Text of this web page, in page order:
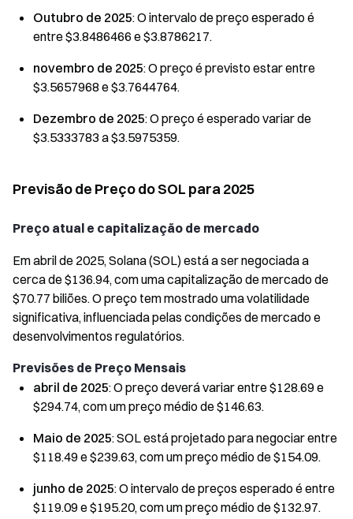
Outubro de 2025: O intervalo de preço esperado é
entre $3.8486466 e $3.8786217.
novembro de 2025: O preço é previsto estar entre
$3.5657968 e $3.7644764.
Dezembro de 2025: O preço é esperado variar de
$3.5333783 a $3.5975359.
Previsão de Preço do SOL para 2025
Preço atual e capitalização de mercado
Em abril de 2025, Solana (SOL) está a ser negociada a
cerca de $136.94, com uma capitalização de mercado de
$70.77 biliões. O preço tem mostrado uma volatilidade
significativa, influenciada pelas condições de mercado e
desenvolvimentos regulatórios.
Previsões de Preço Mensais
abril de 2025: O preço deverá variar entre $128.69 e
$294.74, com um preço médio de $146.63.
Maio de 2025: SOL está projetado para negociar entre
$118.49 e $239.63, com um preço médio de $154.09.
junho de 2025: O intervalo de preços esperado é entre
$119.09 e $195.20, com um preço médio de $132.97.